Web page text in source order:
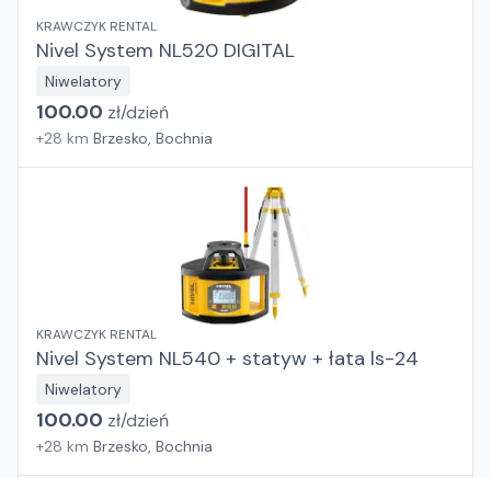
KRAWCZYK RENTAL
Nivel System NL520 DIGITAL
Niwelatory
100.00 zł/dzień
+28 km Brzesko, Bochnia
KRAWCZYK RENTAL
Nivel System NL540 + statyw + łata ls-24
Niwelatory
100.00 zł/dzień
+28 km Brzesko, Bochnia